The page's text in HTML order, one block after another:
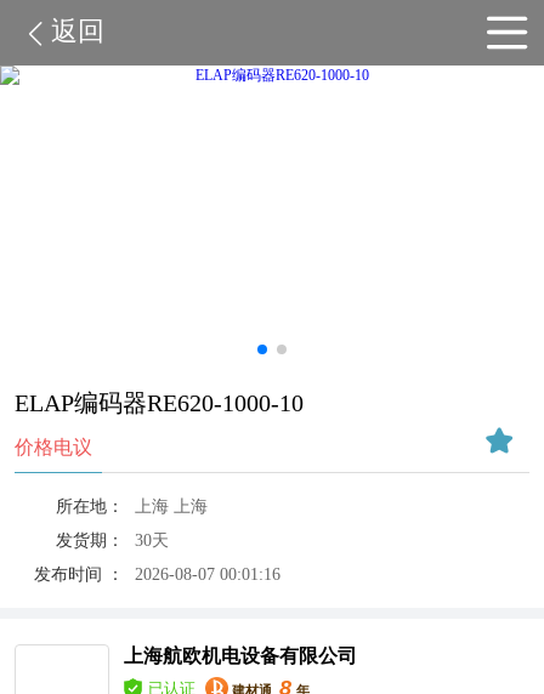
返回
ELAP编码器RE620-1000-10
价格电议
所在地：
上海 上海
发货期：
30天
发布时间 ：
2026-08-07 00:01:16
上海航欧机电设备有限公司
已认证 建材通 8 年